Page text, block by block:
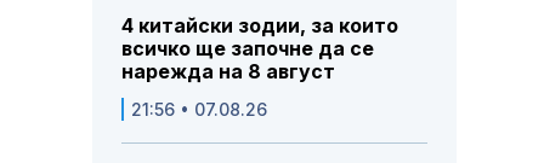
4 китайски зодии, за които
всичко ще започне да се
нарежда на 8 август
21:56 • 07.08.26